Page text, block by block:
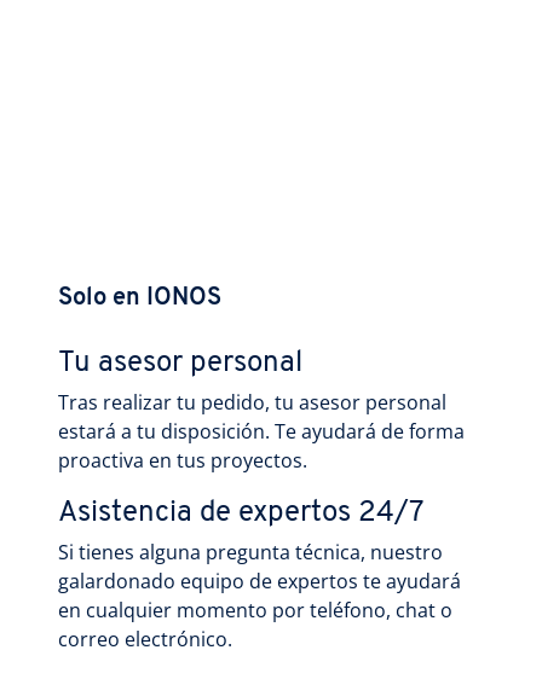
Solo en IONOS
Tu asesor personal
Tras realizar tu pedido, tu asesor personal
estará a tu disposición. Te ayudará de forma
proactiva en tus proyectos.
Asistencia de expertos 24/7
Si tienes alguna pregunta técnica, nuestro
galardonado equipo de expertos te ayudará
en cualquier momento por teléfono, chat o
correo electrónico.